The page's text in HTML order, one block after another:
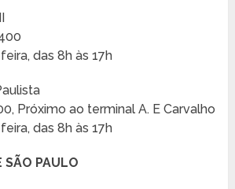
das 8h às 17h
Próximo ao terminal A. E Carvalho
das 8h às 17h
SÃO PAULO